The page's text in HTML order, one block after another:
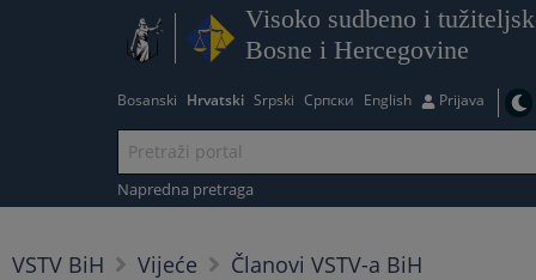
Visoko sudbeno i
Bosne i Hercegovine
Bosanski Hrvatski Srpski Српски English Prijava
Napredna pretraga
VSTV BiH Vijeće Članovi VSTV-a BiH